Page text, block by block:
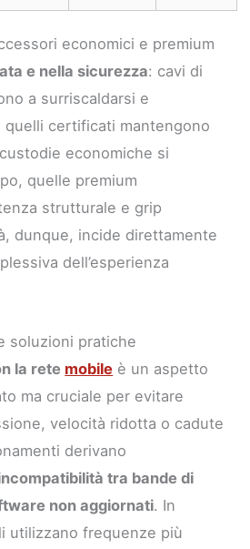
economici e premium
e nella sicurezza: cavi di
a surriscaldarsi e
quelli certificati mantengono
economiche si
quelle premium
strutturale e grip
dunque, incide direttamente
dell’esperienza
soluzioni pratiche
la rete mobile è un aspetto
ma cruciale per evitare
velocità ridotta o cadute
derivano
tra bande di
non aggiornati. In
utilizzano frequenze più